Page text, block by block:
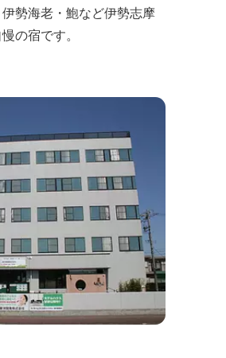
勢海老・鮑など伊勢志摩
の宿です。